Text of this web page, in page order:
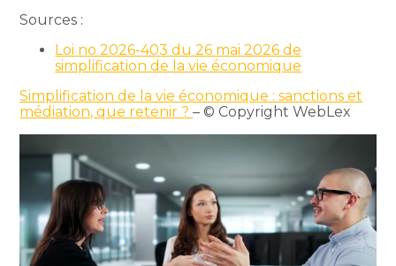
Sources :
Loi no 2026-403 du 26 mai 2026 de
simplification de la vie économique
Simplification de la vie économique : sanctions et
médiation, que retenir ?– © Copyright WebLex